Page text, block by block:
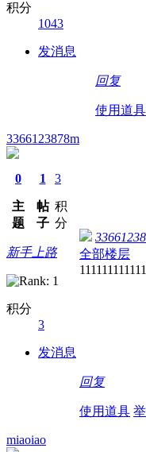
积分
1043
发消息
回复
使用道具
3366123878m
0
主
题
1
帖
子
3
积
分
新手上路
积分
3
发消息
全部楼层
回复
使用道具
miaoiao